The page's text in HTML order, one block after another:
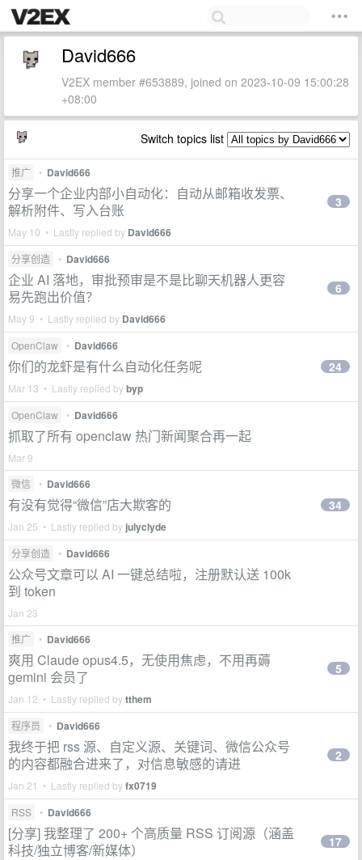
David666
V2EX member #653889, joined on 2023-10-09 15:00:28
+08:00
Switch topics list
推广 • David666
分享一个企业内部小自动化：自动从邮箱收发票、
解析附件、写入台账
May 10 • Lastly replied by David666
3
分享创造 • David666
企业 AI 落地，审批预审是不是比聊天机器人更容
易先跑出价值？
May 9 • Lastly replied by David666
6
OpenClaw • David666
你们的龙虾是有什么自动化任务呢
Mar 13 • Lastly replied bybyp
24
OpenClaw • David666
抓取了所有 openclaw 热门新闻聚合再一起
Mar 9
微信
• David666
有没有觉得“微信”店大欺客的
Jan 25 • Lastly replied by julyclyde
34
分享创造 • David666
公众号文章可以 AI 一键总结啦，注册默认送 100k
到 token
Jan 23
推广
• David666
爽用 Claude opus4.5，无使用焦虑，不用再薅
gemini 会员了
Jan 12 • Lastly replied bytthem
5
程序员 • David666
我终于把 rss 源、自定义源、关键词、微信公众号
的内容都融合进来了，对信息敏感的请进
Jan 21 • Lastly replied byfx0719
2
RSS • David666
[分享] 我整理了 200+ 个高质量 RSS 订阅源（涵盖
科技/独立博客/新媒体）
17